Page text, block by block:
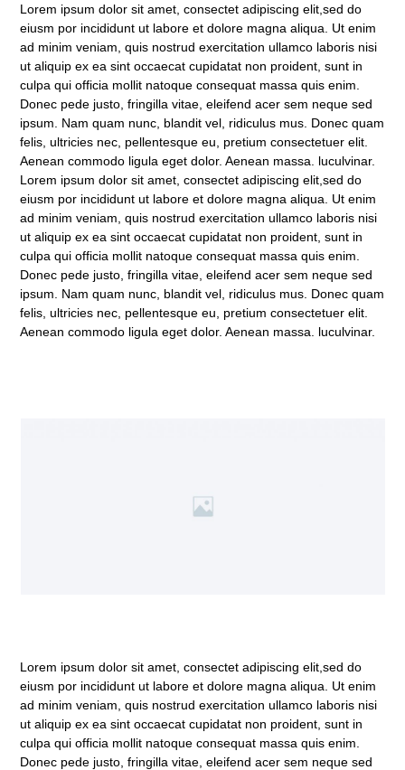
Lorem ipsum dolor sit amet, consectet adipiscing elit,sed do
eiusm por incididunt ut labore et dolore magna aliqua. Ut enim
ad minim veniam, quis nostrud exercitation ullamco laboris nisi
ut aliquip ex ea sint occaecat cupidatat non proident, sunt in
culpa qui officia mollit natoque consequat massa quis enim.
Donec pede justo, fringilla vitae, eleifend acer sem neque sed
ipsum. Nam quam nunc, blandit vel, ridiculus mus. Donec quam
felis, ultricies nec, pellentesque eu, pretium consectetuer elit.
Aenean commodo ligula eget dolor. Aenean massa. luculvinar.
Lorem ipsum dolor sit amet, consectet adipiscing elit,sed do
eiusm por incididunt ut labore et dolore magna aliqua. Ut enim
ad minim veniam, quis nostrud exercitation ullamco laboris nisi
ut aliquip ex ea sint occaecat cupidatat non proident, sunt in
culpa qui officia mollit natoque consequat massa quis enim.
Donec pede justo, fringilla vitae, eleifend acer sem neque sed
ipsum. Nam quam nunc, blandit vel, ridiculus mus. Donec quam
felis, ultricies nec, pellentesque eu, pretium consectetuer elit.
Aenean commodo ligula eget dolor. Aenean massa. luculvinar.
Lorem ipsum dolor sit amet, consectet adipiscing elit,sed do
eiusm por incididunt ut labore et dolore magna aliqua. Ut enim
ad minim veniam, quis nostrud exercitation ullamco laboris nisi
ut aliquip ex ea sint occaecat cupidatat non proident, sunt in
culpa qui officia mollit natoque consequat massa quis enim.
Donec pede justo, fringilla vitae, eleifend acer sem neque sed